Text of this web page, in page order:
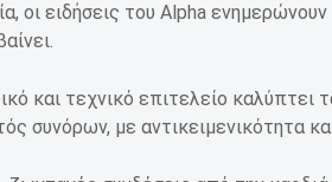
οι ειδήσεις του Alpha
και τεχνικό επιτελείο καλύπτει
συνόρων, με αντικειμενικότητα